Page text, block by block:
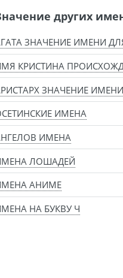
других
ЗНАЧЕНИЕ ИМЕНИ
КРИСТИНА
ЗНАЧЕНИЕ ИМЕНИ
ИМЕНА
ИМЕНА
ЛОШАДЕЙ
АНИМЕ
НА БУКВУ Ч